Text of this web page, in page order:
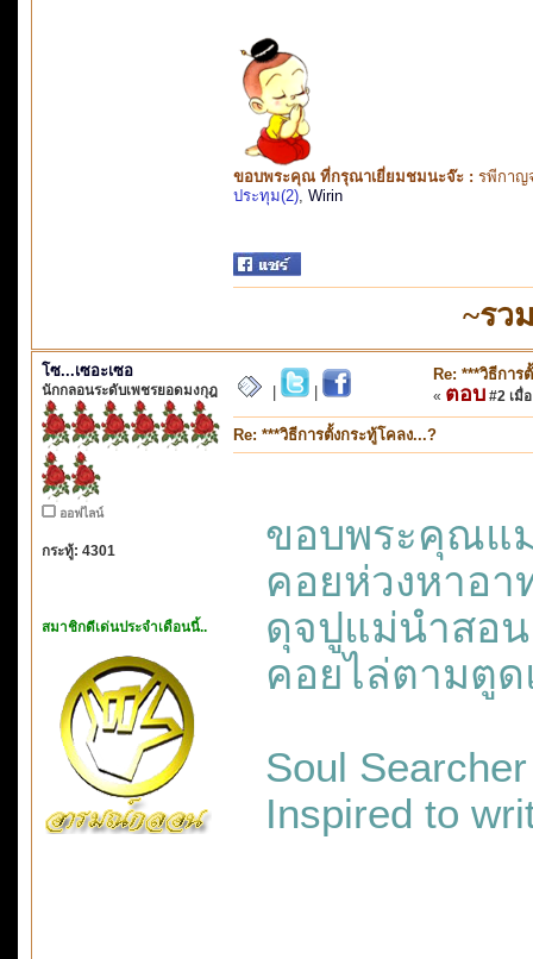
ขอบพระคุณ ที่กรุณาเยี่ยมชมนะจ๊ะ : รพีกาญ
ประทุม(2) Wirin
~รว
โซ...เซอะเซอ
นักกลอนระดับเพชรยอดมงกุฎ
ออฟไลน์
กระทู้: 4301
สมาชิกดีเด่นประจำเดือนนี้..
Re: ***วิธีการ
« ตอบ #2 เมื่
Re: ***วิธีการตั้งกระทู้โคลง...?
ขอบพระคุณ
คอยห่วงห
ดุจปูแม่น
คอยไล่ตาม
Soul Searcher
Inspired to